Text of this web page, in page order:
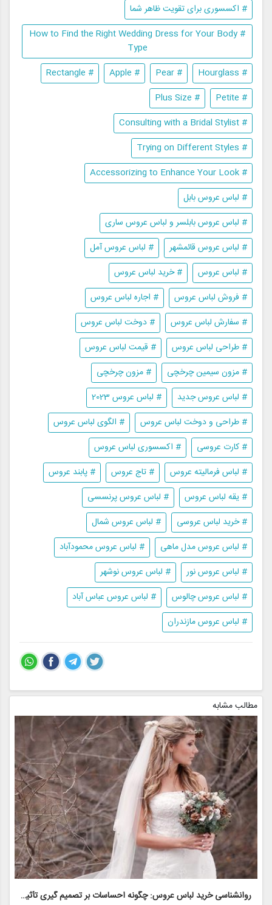
# اکسسوری برای تقویت ظاهر شما
# How to Find the Right Wedding Dress for Your Body
Type
# Hourglass
# Pear
# Apple
# Rectangle
# Petite
# Plus Size
# Consulting with a Bridal Stylist
# Trying on Different Styles
# Accessorizing to Enhance Your Look
# لباس عروس بابل
# لباس عروس بابلسر و لباس عروس ساری
# لباس عروس قائمشهر
# لباس عروس آمل
# لباس عروس
# خرید لباس عروس
# فروش لباس عروس
# اجاره لباس عروس
# سفارش لباس عروس
# دوخت لباس عروس
# طراحی لباس عروس
# قیمت لباس عروس
# مزون سیمین چرخچی
# مزون چرخچی
# لباس عروس جدید
# لباس عروس 2023
# طراحی و دوخت لباس عروس
# الگوی لباس عروس
# کارت عروسی
# اکسسوری لباس عروس
# لباس فرمالیته عروس
# تاج عروس
# پابند عروس
# یقه لباس عروس
# لباس عروس پرنسسی
# خرید لباس عروسی
# لباس عروس شمال
# لباس عروس مدل ماهی
# لباس عروس محمودآباد
# لباس عروس نور
# لباس عروس نوشهر
# لباس عروس چالوس
# لباس عروس عباس آباد
# لباس عروس مازندران
مطالب مشابه
روانشناسی خرید لباس عروس: چگونه احساسات بر تصمیم گیری تأثیر می گذارد